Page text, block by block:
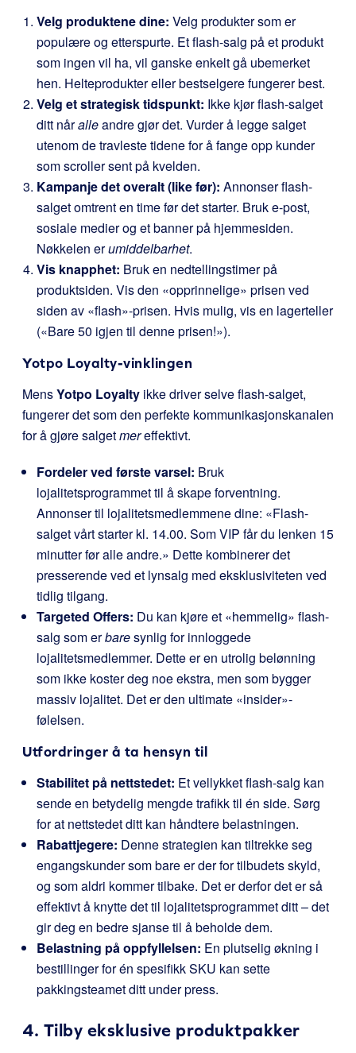
Velg produktene dine: Velg produkter som er
populære og etterspurte. Et flash-salg på et produkt
som ingen vil ha, vil ganske enkelt gå ubemerket
hen. Helteprodukter eller bestselgere fungerer best.
Velg et strategisk tidspunkt: Ikke kjør flash-salget
ditt nåralleandre gjør det. Vurder å legge salget
utenom de travleste tidene for å fange opp kunder
som scroller sent på kvelden.
Kampanje det overalt (like før): Annonser flash-
salget omtrent en time før det starter. Bruk e-post,
sosiale medier og et banner på hjemmesiden.
Nøkkelen erumiddelbarhet.
Vis knapphet: Bruk en nedtellingstimer på
produktsiden. Vis den «opprinnelige» prisen ved
siden av «flash»-prisen. Hvis mulig, vis en lagerteller
(«Bare 50 igjen til denne prisen!»).
Yotpo Loyalty-vinklingen
MensYotpo Loyalty ikke driver selve flash-salget,
fungerer det som den perfekte kommunikasjonskanalen
for å gjøre salgetmereffektivt.
Fordeler ved første varsel: Bruk
lojalitetsprogrammet til å skape forventning.
Annonser til lojalitetsmedlemmene dine: «Flash-
salget vårt starter kl. 14.00. Som VIP får du lenken 15
minutter før alle andre.» Dette kombinerer det
presserende ved et lynsalg med eksklusiviteten ved
tidlig tilgang.
Targeted Offers: Du kan kjøre et «hemmelig» flash-
salg som erbaresynlig for innloggede
lojalitetsmedlemmer. Dette er en utrolig belønning
som ikke koster deg noe ekstra, men som bygger
massiv lojalitet. Det er den ultimate «insider»-
følelsen.
Utfordringer å ta hensyn til
Stabilitet på nettstedet: Et vellykket flash-salg kan
sende en betydelig mengde trafikk til én side. Sørg
for at nettstedet ditt kan håndtere belastningen.
Rabattjegere: Denne strategien kan tiltrekke seg
engangskunder som bare er der for tilbudets skyld,
og som aldri kommer tilbake. Det er derfor det er så
effektivt å knytte det til lojalitetsprogrammet ditt – det
gir deg en bedre sjanse til å beholde dem.
Belastning på oppfyllelsen: En plutselig økning i
bestillinger for én spesifikk SKU kan sette
pakkingsteamet ditt under press.
4. Tilby eksklusive produktpakker